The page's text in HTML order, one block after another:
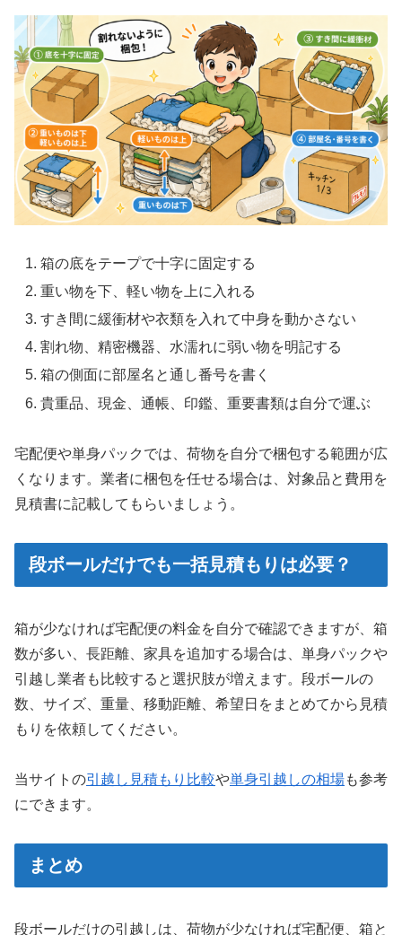
箱の底をテープで十字に固定する
重い物を下、軽い物を上に入れる
すき間に緩衝材や衣類を入れて中身を動かさない
割れ物、精密機器、水濡れに弱い物を明記する
箱の側面に部屋名と通し番号を書く
貴重品、現金、通帳、印鑑、重要書類は自分で運ぶ
宅配便や単身パックでは、荷物を自分で梱包する範囲が広
くなります。業者に梱包を任せる場合は、対象品と費用を
見積書に記載してもらいましょう。
段ボールだけでも一括見積もりは必要？
箱が少なければ宅配便の料金を自分で確認できますが、箱
数が多い、長距離、家具を追加する場合は、単身パックや
引越し業者も比較すると選択肢が増えます。段ボールの
数、サイズ、重量、移動距離、希望日をまとめてから見積
もりを依頼してください。
当サイトの引越し見積もり比較や単身引越しの相場も参考
にできます。
まとめ
段ボールだけの引越しは、荷物が少なければ宅配便、箱と